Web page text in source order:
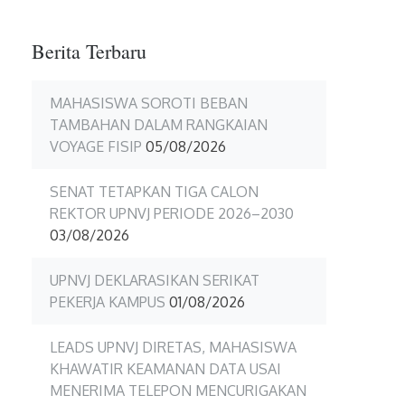
Berita Terbaru
MAHASISWA SOROTI BEBAN
TAMBAHAN DALAM RANGKAIAN
VOYAGE FISIP 05/08/2026
SENAT TETAPKAN TIGA CALON
REKTOR UPNVJ PERIODE 2026–2030
03/08/2026
UPNVJ DEKLARASIKAN SERIKAT
PEKERJA KAMPUS 01/08/2026
LEADS UPNVJ DIRETAS, MAHASISWA
KHAWATIR KEAMANAN DATA USAI
MENERIMA TELEPON MENCURIGAKAN